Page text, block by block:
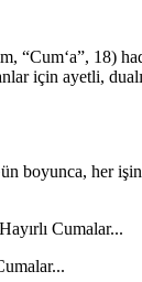
“Cum‘a”, 18)
için ayetli, dualı
her
Cumalar...